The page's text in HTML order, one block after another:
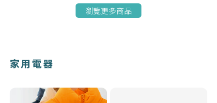
瀏覽更多商品
家用電器